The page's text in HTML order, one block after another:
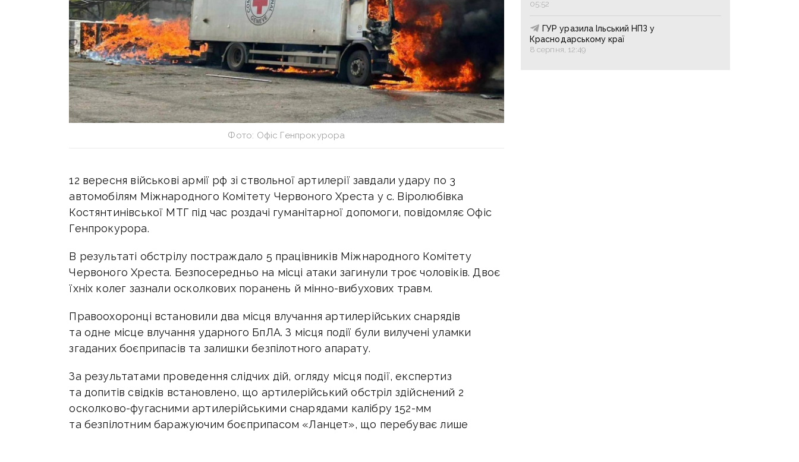
Фото: Офіс Генпрокурора
12 вересня військові армії рф зі ствольної артилерії завдали удару по 3
автомобілям Міжнародного Комітету Червоного Хреста у с. Віролюбівка
Костянтинівської МТГ під час роздачі гуманітарної допомоги, повідомляє Офіс
Генпрокурора.
В результаті обстрілу постраждало 5 працівників Міжнародного Комітету
Червоного Хреста. Безпосередньо на місці атаки загинули троє чоловіків. Двоє
їхніх колег зазнали осколкових поранень й мінно-вибухових травм.
Правоохоронці встановили два місця влучання артилерійських снарядів
та одне місце влучання ударного БпЛА. З місця події були вилучені уламки
згаданих боєприпасів та залишки безпілотного апарату.
За результатами проведення слідчих дій, огляду місця події, експертиз
та допитів свідків встановлено, що артилерійський обстріл здійснений 2
осколково-фугасними артилерійськими снарядами калібру 152-мм
та безпілотним баражуючим боєприпасом «Ланцет», що перебуває лише
05:52
ГУР уразила Ільський НПЗ у
Краснодарському краї
8 серпня, 12:49